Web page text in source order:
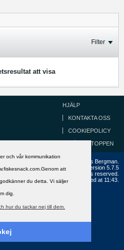
och vår kommunikation
att
du detta. Vi säljer
dig.
hur du tackar nej till dem.
Filter
att visa
HJÄLP
KONTAKTA OSS
COOKIEPOLICY
GÅ TILL TOPPEN
Grundad 2002 av Anders Bergman.
Powered byvBulletin®
Version 5.7.5
Sub I, LLC dba vBulletin. All rights reserved.
are GMT+1. This page was generated at 11:43.